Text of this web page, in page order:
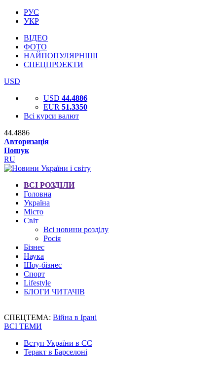
РУС
УКР
ВІДЕО
ФОТО
НАЙПОПУЛЯРНІШІ
СПЕЦПРОЕКТИ
USD
USD 44.4886
EUR 51.3350
Всі курси валют
44.4886
Авторизація
Пошук
RU
ВСІ РОЗДІЛИ
Головна
Україна
Місто
Світ
Всі новини розділу
Росія
Бізнес
Наука
Шоу-бізнес
Спорт
Lifestyle
БЛОГИ ЧИТАЧІВ
СПЕЦТЕМА: Війна в Ірані
ВСІ ТЕМИ
Вступ України в ЄС
Теракт в Барселоні